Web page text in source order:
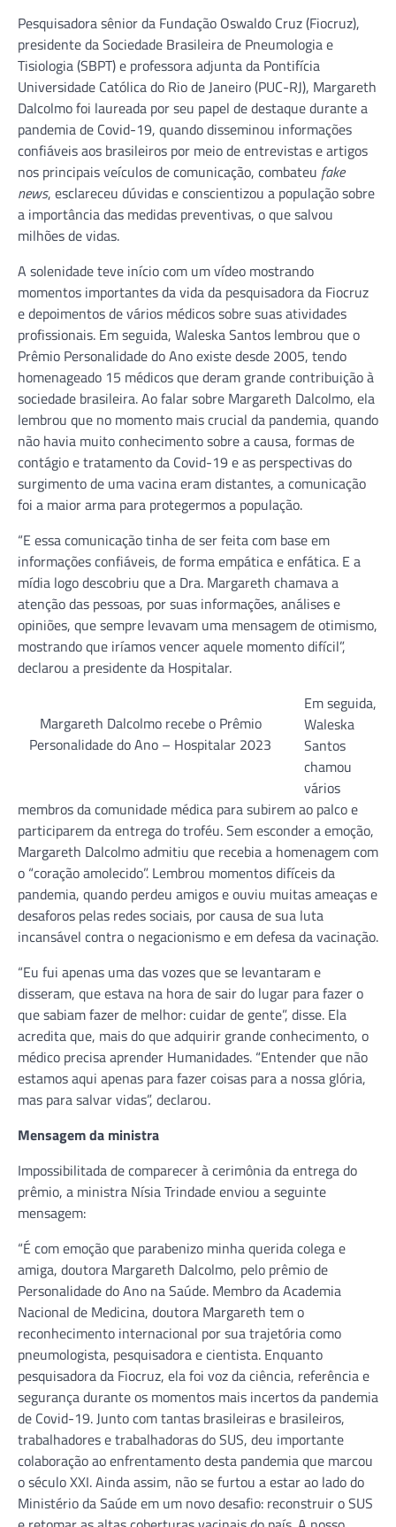
Pesquisadora sênior da Fundação Oswaldo Cruz (Fiocruz),
presidente da Sociedade Brasileira de Pneumologia e
Tisiologia (SBPT) e professora adjunta da Pontifícia
Universidade Católica do Rio de Janeiro (PUC-RJ), Margareth
Dalcolmo foi laureada por seu papel de destaque durante a
pandemia de Covid-19, quando disseminou informações
confiáveis aos brasileiros por meio de entrevistas e artigos
nos principais veículos de comunicação, combateu fake
news, esclareceu dúvidas e conscientizou a população sobre
a importância das medidas preventivas, o que salvou
milhões de vidas.
A solenidade teve início com um vídeo mostrando
momentos importantes da vida da pesquisadora da Fiocruz
e depoimentos de vários médicos sobre suas atividades
profissionais. Em seguida, Waleska Santos lembrou que o
Prêmio Personalidade do Ano existe desde 2005, tendo
homenageado 15 médicos que deram grande contribuição à
sociedade brasileira. Ao falar sobre Margareth Dalcolmo, ela
lembrou que no momento mais crucial da pandemia, quando
não havia muito conhecimento sobre a causa, formas de
contágio e tratamento da Covid-19 e as perspectivas do
surgimento de uma vacina eram distantes, a comunicação
foi a maior arma para protegermos a população.
“E essa comunicação tinha de ser feita com base em
informações confiáveis, de forma empática e enfática. E a
mídia logo descobriu que a Dra. Margareth chamava a
atenção das pessoas, por suas informações, análises e
opiniões, que sempre levavam uma mensagem de otimismo,
mostrando que iríamos vencer aquele momento difícil”,
declarou a presidente da Hospitalar.
Margareth Dalcolmo recebe o Prêmio
Personalidade do Ano – Hospitalar 2023
Em seguida,
Waleska
Santos
chamou
vários
membros da comunidade médica para subirem ao palco e
participarem da entrega do troféu. Sem esconder a emoção,
Margareth Dalcolmo admitiu que recebia a homenagem com
o “coração amolecido”. Lembrou momentos difíceis da
pandemia, quando perdeu amigos e ouviu muitas ameaças e
desaforos pelas redes sociais, por causa de sua luta
incansável contra o negacionismo e em defesa da vacinação.
“Eu fui apenas uma das vozes que se levantaram e
disseram, que estava na hora de sair do lugar para fazer o
que sabiam fazer de melhor: cuidar de gente”, disse. Ela
acredita que, mais do que adquirir grande conhecimento, o
médico precisa aprender Humanidades. “Entender que não
estamos aqui apenas para fazer coisas para a nossa glória,
mas para salvar vidas”, declarou.
Mensagem da ministra
Impossibilitada de comparecer à cerimônia da entrega do
prêmio, a ministra Nísia Trindade enviou a seguinte
mensagem:
“É com emoção que parabenizo minha querida colega e
amiga, doutora Margareth Dalcolmo, pelo prêmio de
Personalidade do Ano na Saúde. Membro da Academia
Nacional de Medicina, doutora Margareth tem o
reconhecimento internacional por sua trajetória como
pneumologista, pesquisadora e cientista. Enquanto
pesquisadora da Fiocruz, ela foi voz da ciência, referência e
segurança durante os momentos mais incertos da pandemia
de Covid-19. Junto com tantas brasileiras e brasileiros,
trabalhadores e trabalhadoras do SUS, deu importante
colaboração ao enfrentamento desta pandemia que marcou
o século XXI. Ainda assim, não se furtou a estar ao lado do
Ministério da Saúde em um novo desafio: reconstruir o SUS